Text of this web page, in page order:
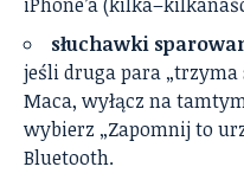
słuchawki
jeśli druga para „trzyma
Maca, wyłącz na
wybierz „Zapomnij to
Bluetooth.